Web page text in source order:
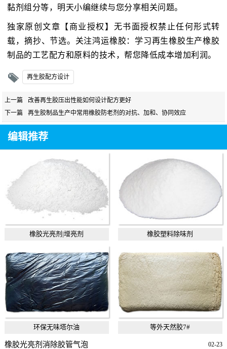
黏剂组分等，明天小编继续与您分享相关问题。
独家原创文章【商业授权】无书面授权禁止任何形式转
载，摘抄、节选。关注鸿运橡胶：学习再生橡胶生产橡胶
制品的工艺配方和原料的技术，帮您降低成本增加利润。
再生胶配方设计
上一篇
改善再生胶压出性能如何设计配方更好
下一篇
再生胶制品生产中常用橡胶防老剂的对抗、加和、协同效应
编辑推荐
橡胶光亮剂|增亮剂 橡胶塑料除味剂
环保无味塔尔油 等外天然胶7#
02-23
橡胶光亮剂消除胶管气泡